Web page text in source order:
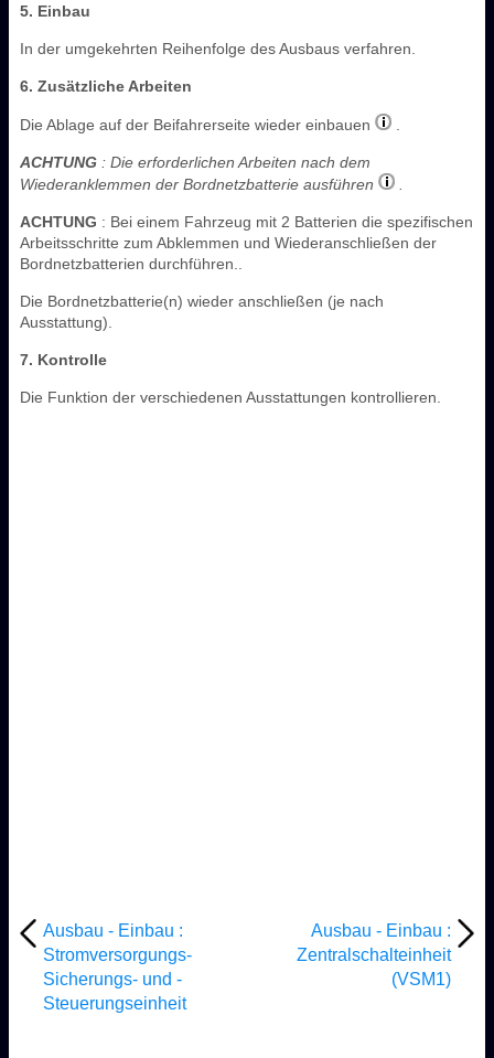
5. Einbau
In der umgekehrten Reihenfolge des Ausbaus verfahren.
6. Zusätzliche Arbeiten
Die Ablage auf der Beifahrerseite wieder einbauen
ACHTUNG : Die erforderlichen Arbeiten nach dem
Wiederanklemmen der Bordnetzbatterie ausführen
ACHTUNG : Bei einem Fahrzeug mit 2 Batterien die spezifischen
Arbeitsschritte zum Abklemmen und Wiederanschließen der
Bordnetzbatterien durchführen..
Die Bordnetzbatterie(n) wieder anschließen (je nach
Ausstattung).
7. Kontrolle
Die Funktion der verschiedenen Ausstattungen kontrollieren.
Ausbau - Einbau :
Stromversorgungs-
Sicherungs- und -
Steuerungseinheit
Ausbau - Einbau :
Zentralschalteinheit
(VSM1)